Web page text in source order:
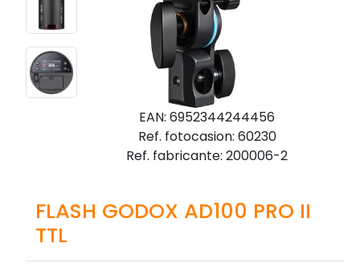
EAN: 6952344244456
Ref. fotocasion: 60230
Ref. fabricante: 200006-2
FLASH GODOX AD100 PRO II
TTL